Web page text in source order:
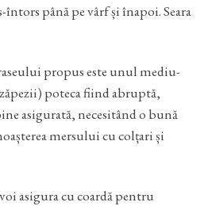
întors până pe vârf și înapoi. Seara
propus este unul mediu-
poteca fiind abruptă,
asigurată, necesitând o bună
mersului cu colțari și
asigura cu coardă pentru